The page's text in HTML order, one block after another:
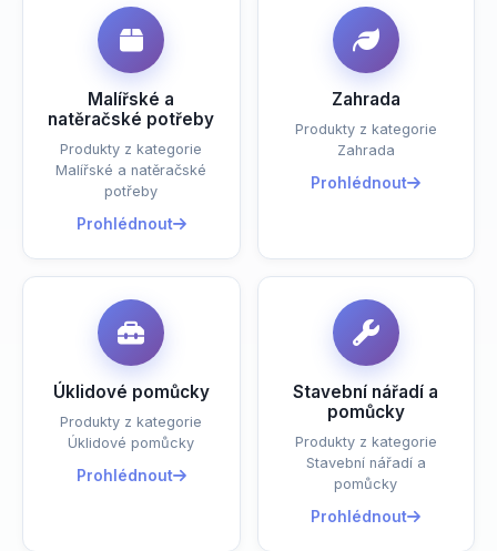
Malířské a
natěračské potřeby
Produkty z kategorie
Malířské a natěračské
potřeby
Prohlédnout
Zahrada
Produkty z kategorie
Zahrada
Prohlédnout
Úklidové pomůcky
Produkty z kategorie
Úklidové pomůcky
Prohlédnout
Stavební nářadí a
pomůcky
Produkty z kategorie
Stavební nářadí a
pomůcky
Prohlédnout